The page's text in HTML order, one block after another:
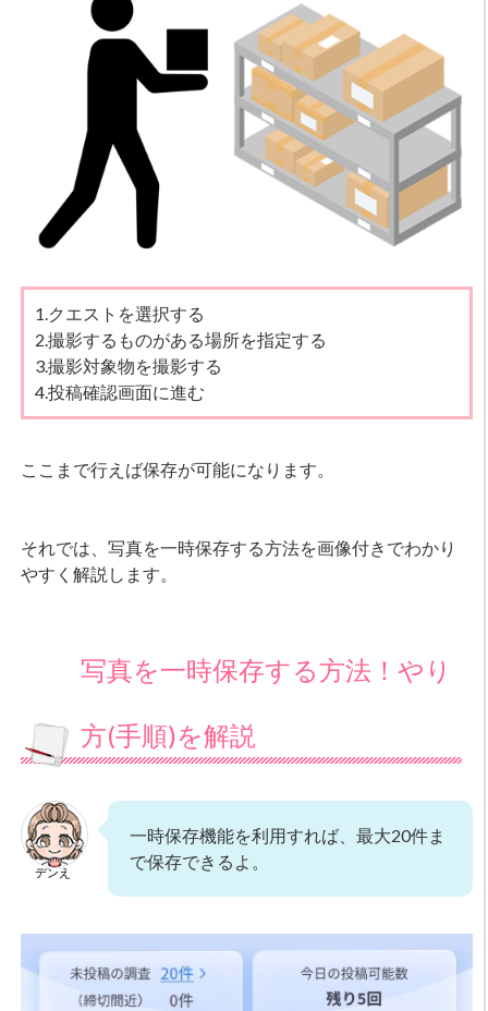
1.クエストを選択する
2.撮影するものがある場所を指定する
3.撮影対象物を撮影する
4.投稿確認画面に進む
ここまで行えば保存が可能になります。
それでは、写真を一時保存する方法を画像付きでわかり
やすく解説します。
写真を一時保存する方法！やり
方(手順)を解説
デンえ
一時保存機能を利用すれば、最大20件ま
で保存できるよ。